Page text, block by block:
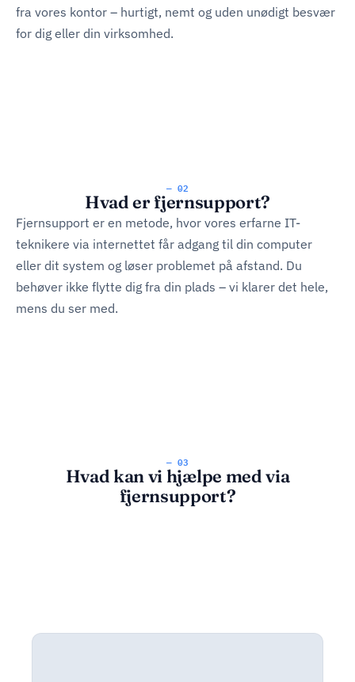
fra vores kontor – hurtigt, nemt og uden unødigt besvær
for dig eller din virksomhed.
— 02
Hvad er fjernsupport?
Fjernsupport er en metode, hvor vores erfarne IT-
teknikere via internettet får adgang til din computer
eller dit system og løser problemet på afstand. Du
behøver ikke flytte dig fra din plads – vi klarer det hele,
mens du ser med.
— 03
Hvad kan vi hjælpe med via
fjernsupport?